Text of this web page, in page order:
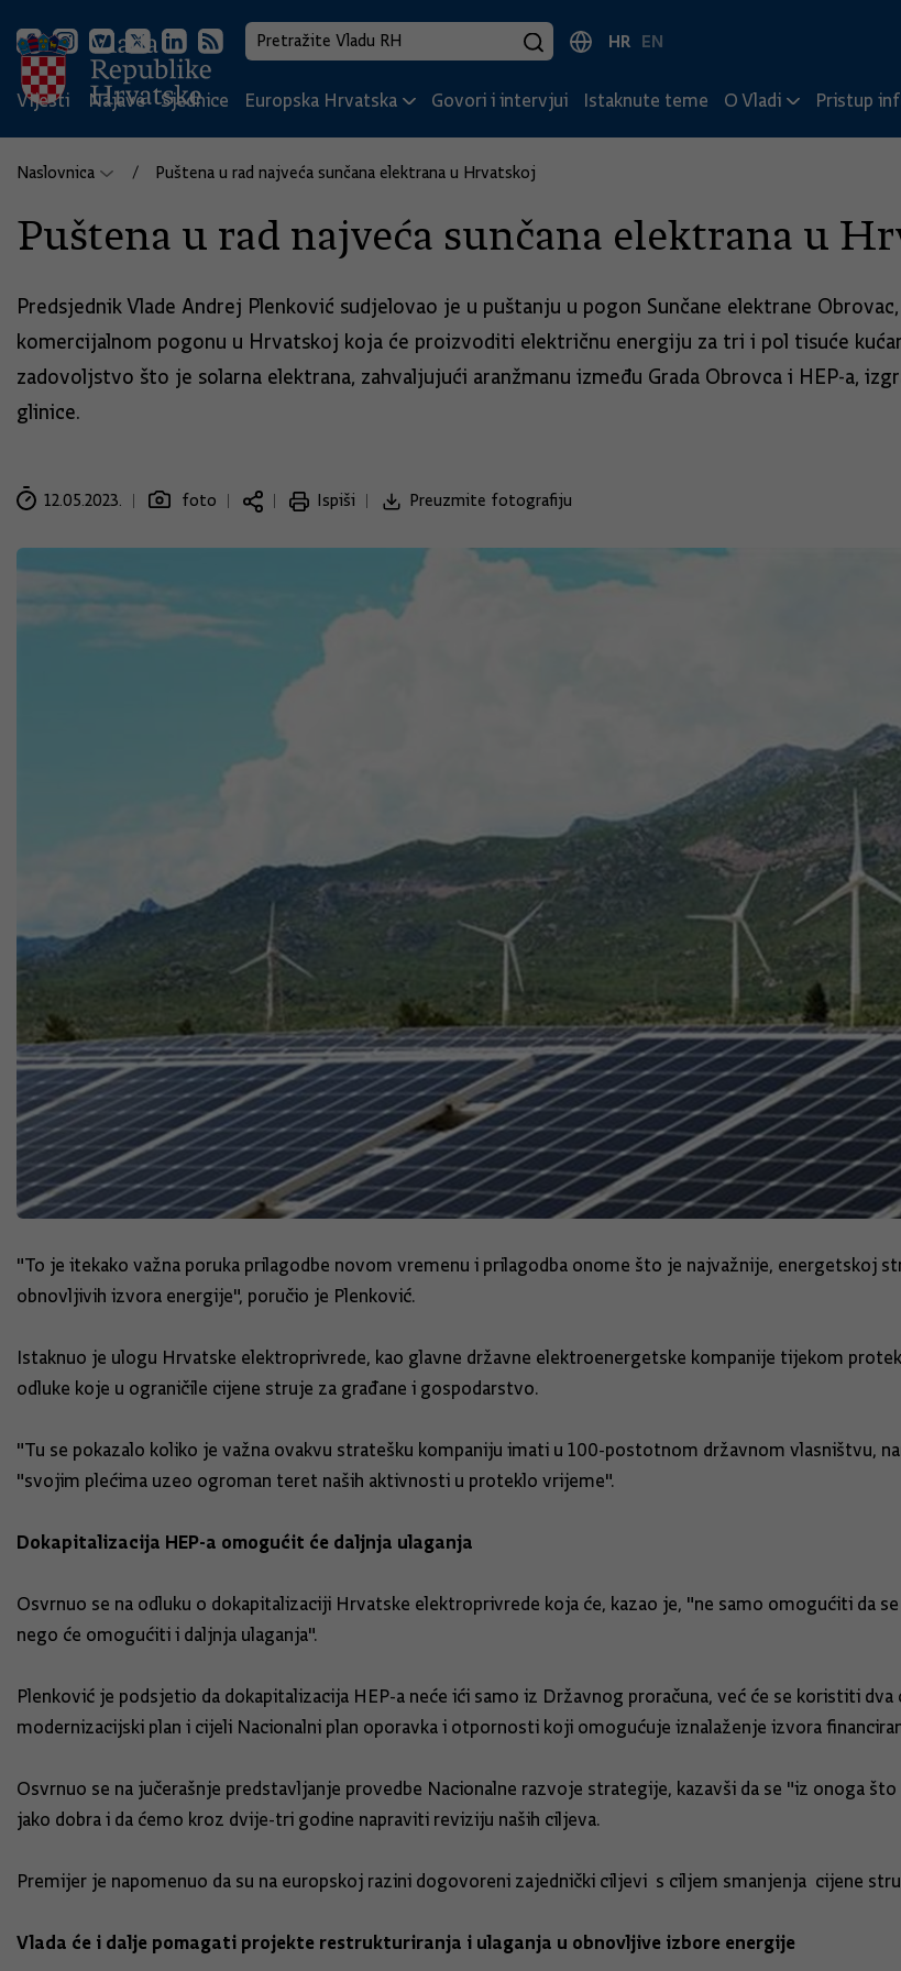
HR EN
Vijesti Najave Sjednice Europska Hrvatska Govori i intervjui Istaknute teme O Vladi Pristup
Naslovnica Puštena u rad najveća sunčana elektrana u Hrvatskoj
Puštena u rad najveća sunčana elektrana u
Predsjednik Vlade Andrej Plenković sudjelovao je u puštanju u pogon Sunčane elektrane
komercijalnom pogonu u Hrvatskoj koja će proizvoditi električnu energiju za tri i pol tisuće
zadovoljstvo što je solarna elektrana, zahvaljujući aranžmanu između Grada Obrovca i HEP-a,
glinice.
12.05.2023. foto Ispiši Preuzmite fotografiju
"To je itekako važna poruka prilagodbe novom vremenu i prilagodba onome što je najvažnije, energetskoj
obnovljivih izvora energije", poručio je Plenković.
Istaknuo je ulogu Hrvatske elektroprivrede, kao glavne državne elektroenergetske kompanije tijekom
odluke koje u ograničile cijene struje za građane i gospodarstvo.
"Tu se pokazalo koliko je važna ovakvu stratešku kompaniju imati u 100-postotnom državnom vlasništvu,
"svojim plećima uzeo ogroman teret naših aktivnosti u proteklo vrijeme".
Dokapitalizacija HEP-a omogućit će daljnja ulaganja
Osvrnuo se na odluku o dokapitalizaciji Hrvatske elektroprivrede koja će, kazao je, "ne samo omogućiti da
nego će omogućiti i daljnja ulaganja".
Plenković je podsjetio da dokapitalizacija HEP-a neće ići samo iz Državnog proračuna, već će se koristiti
modernizacijski plan i cijeli Nacionalni plan oporavka i otpornosti koji omogućuje iznalaženje izvora
Osvrnuo se na jučerašnje predstavljanje provedbe Nacionalne razvoje strategije, kazavši da se "iz onoga
jako dobra i da ćemo kroz dvije-tri godine napraviti reviziju naših ciljeva.
Premijer je napomenuo da su na europskoj razini dogovoreni zajednički ciljevi s ciljem smanjenja cijene
Vlada će i dalje pomagati projekte restrukturiranja i ulaganja u obnovljive izbore energije